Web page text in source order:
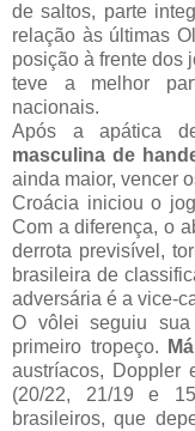
de saltos, parte
relação às últimas
posição à frente dos
teve a melhor
nacionais.
Após a apática
masculina de
ainda maior, vencer
Croácia iniciou o
Com a diferença, o
derrota previsível,
brasileira de
adversária é a vice-
O vôlei seguiu
primeiro tropeço.
austríacos, Doppler
(20/22, 21/19 e
brasileiros, que